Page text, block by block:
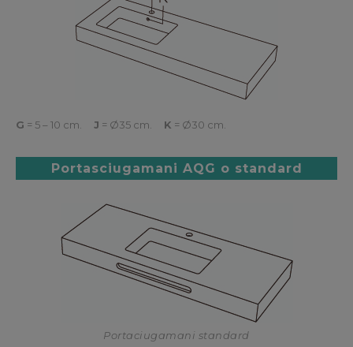
G = 5 – 10 cm. J = Ø35 cm. K = Ø30 cm.
Portasciugamani AQG o standard
Portaciugamani standard